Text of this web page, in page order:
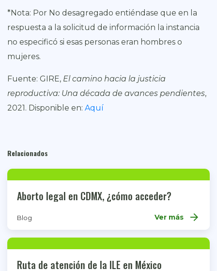
*Nota: Por No desagregado entiéndase que en la
respuesta a la solicitud de información la instancia
no especificó si esas personas eran hombres o
mujeres.
Fuente: GIRE, El camino hacia la justicia
reproductiva: Una década de avances pendientes,
2021. Disponible en: Aquí
Relacionados
Aborto legal en CDMX, ¿cómo acceder?
Blog Ver más arrow_forward
Ruta de atención de la ILE en México